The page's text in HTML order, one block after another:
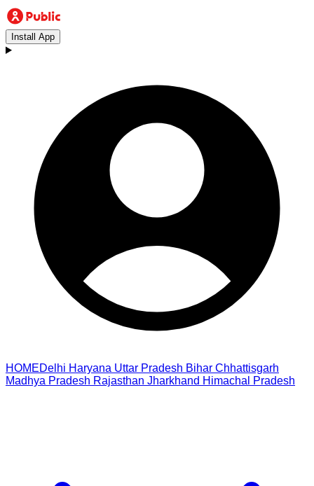
Install App
HOMEDelhi Haryana Uttar Pradesh Bihar Chhattisgarh
Madhya Pradesh Rajasthan Jharkhand Himachal Pradesh